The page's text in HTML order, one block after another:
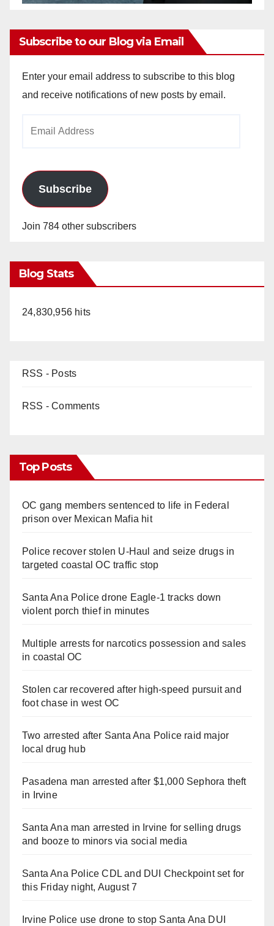
Subscribe to our Blog via Email
Enter your email address to subscribe to this blog
and receive notifications of new posts by email.
Subscribe
Join 784 other subscribers
Blog Stats
24,830,956 hits
RSS - Posts
RSS - Comments
Top Posts
OC gang members sentenced to life in Federal
prison over Mexican Mafia hit
Police recover stolen U-Haul and seize drugs in
targeted coastal OC traffic stop
Santa Ana Police drone Eagle-1 tracks down
violent porch thief in minutes
Multiple arrests for narcotics possession and sales
in coastal OC
Stolen car recovered after high-speed pursuit and
foot chase in west OC
Two arrested after Santa Ana Police raid major
local drug hub
Pasadena man arrested after $1,000 Sephora theft
in Irvine
Santa Ana man arrested in Irvine for selling drugs
and booze to minors via social media
Santa Ana Police CDL and DUI Checkpoint set for
this Friday night, August 7
Irvine Police use drone to stop Santa Ana DUI